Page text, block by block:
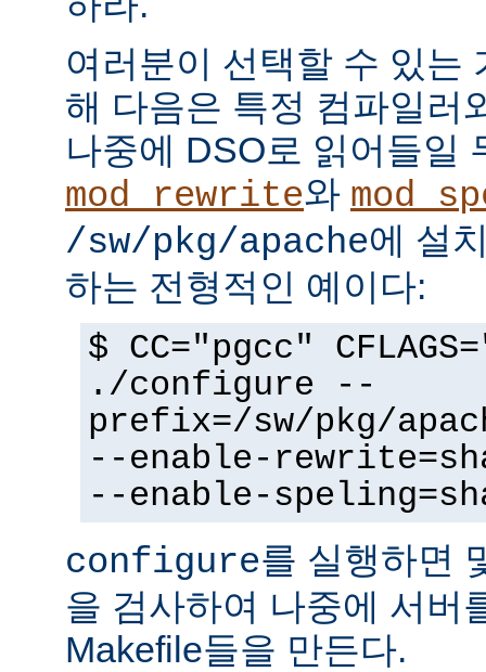
여러분이 선택할 수 있는
해 다음은 특정 컴파일러
나중에 DSO로 읽어들일
mod_rewrite와
/sw/pkg/apache에 설
하는 전형적인 예이다:
$ CC="pgcc"
./configure --
prefix=/sw/pkg/
--enable-
--enable-
configure를 실행하면
을 검사하여 나중에 서버
Makefile들을 만든다.